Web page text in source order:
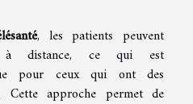
, les patients peuvent
à distance, ce qui est
pour ceux qui ont des
Cette approche permet de